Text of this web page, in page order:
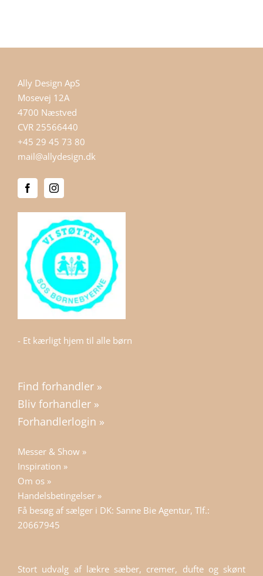
Ally Design ApS
Mosevej 12A
4700 Næstved
CVR 25566440
+45 29 45 73 80
mail@allydesign.dk
- Et kærligt hjem til alle børn
Find forhandler »
Bliv forhandler »
Forhandlerlogin »
Messer & Show »
Inspiration »
Om os »
Handelsbetingelser »
Få besøg af sælger i DK: Sanne Bie Agentur, Tlf.:
20667945
Stort udvalg af lækre sæber, cremer, dufte og skønt